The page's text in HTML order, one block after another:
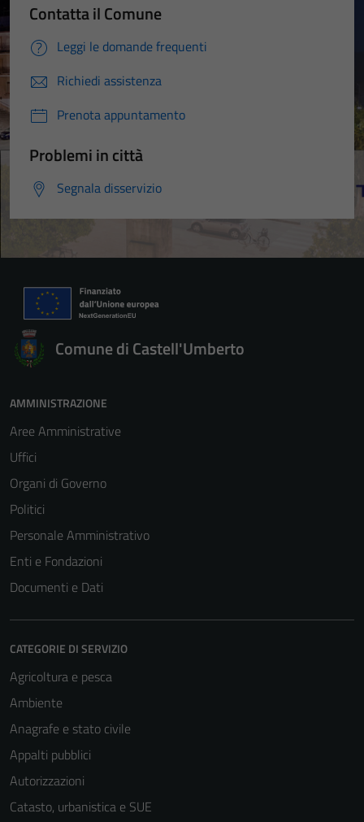
Contatta il Comune
Leggi le domande frequenti
Richiedi assistenza
Prenota appuntamento
Problemi in città
Segnala disservizio
Comune di Castell'Umberto
AMMINISTRAZIONE
Aree Amministrative
Uffici
Organi di Governo
Politici
Personale Amministrativo
Enti e Fondazioni
Documenti e Dati
CATEGORIE DI SERVIZIO
Agricoltura e pesca
Ambiente
Anagrafe e stato civile
Appalti pubblici
Autorizzazioni
Catasto, urbanistica e SUE